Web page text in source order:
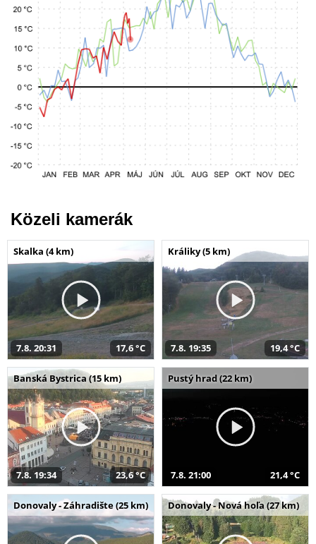
Közeli kamerák
Skalka (4 km)
7.8. 20:31 17,6 °C
Králiky (5 km)
7.8. 19:35 19,4 °C
Banská Bystrica (15 km)
7.8. 19:34 23,6 °C
Pustý hrad (22 km)
7.8. 21:00 21,4 °C
Donovaly - Záhradište (25 km) Donovaly - Nová hoľa (27 km)